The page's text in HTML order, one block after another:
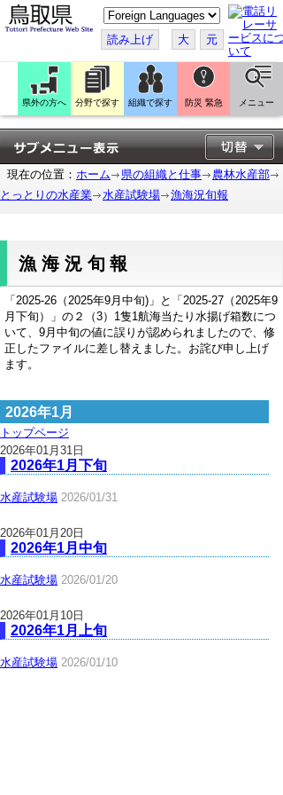
こ
の
ペ
ー
ジ
翻
訳
す
る
読み上げ 大 元
県外の方へ 分野で探す 組織で探す 防災 緊急 メニュー
現在の位置： ホーム 県の組織と仕事
農林水産部
とっとりの水産業
水産試験場 漁海況旬報
漁海況旬報
「2025-26（2025年9月中旬)」と「2025-27（2025年9
月下旬）」の２（3）1隻1航海当たり水揚げ箱数につ
いて、9月中旬の値に誤りが認められましたので、修
正したファイルに差し替えました。お詫び申し上げ
ます。
2026年1月
トップページ
2026年01月31日
2026年1月下旬
水産試験場 2026/01/31
2026年01月20日
2026年1月中旬
水産試験場 2026/01/20
2026年01月10日
2026年1月上旬
水産試験場 2026/01/10